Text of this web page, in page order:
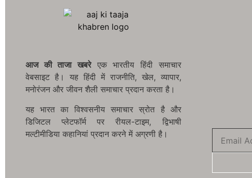
आज की ताजा खबरेएक भारतीय हिंदी समाचार
वेबसाइट है। यह हिंदी में राजनीति, खेल, व्यापार,
मनोरंजन और जीवन शैली समाचार प्रदान करता है।
यह भारत का विश्वसनीय समाचार स्रोत है और
डिजिटल प्लेटफॉर्म पर रीयल-टाइम, द्विभाषी
मल्टीमीडिया कहानियां प्रदान करने में अग्रणी है।